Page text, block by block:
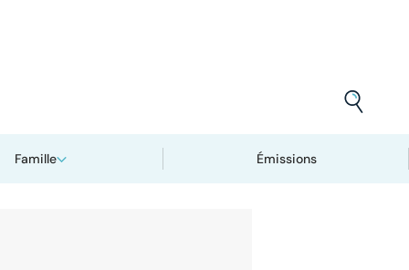
Famille Émissions